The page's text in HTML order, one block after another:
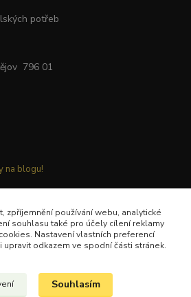
potřeb
796 01
na blogu!
zpříjemnění používání webu, analytické
souhlasu také pro účely cílení reklamy
Nastavení vlastních preferencí
odkazem ve spodní části stránek.
Souhlasím